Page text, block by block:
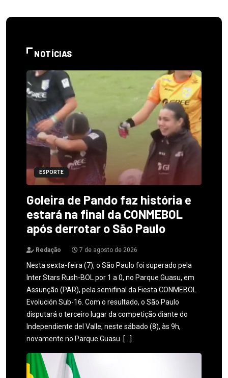
NOTÍCIAS
ESPORTE
Goleira de Pando faz história e
estará na final da CONMEBOL
após derrotar o São Paulo
Redação 7 de agosto de 2026
Nesta sexta-feira (7), o São Paulo foi superado pela
Inter Stars Rush-BOL por 1 a 0, no Parque Guasu, em
Assunção (PAR), pela semifinal da Fiesta CONMEBOL
Evolución Sub-16. Com o resultado, o São Paulo
disputará o terceiro lugar da competição diante do
Independiente del Valle, neste sábado (8), às 9h,
novamente no Parque Guasu. […]